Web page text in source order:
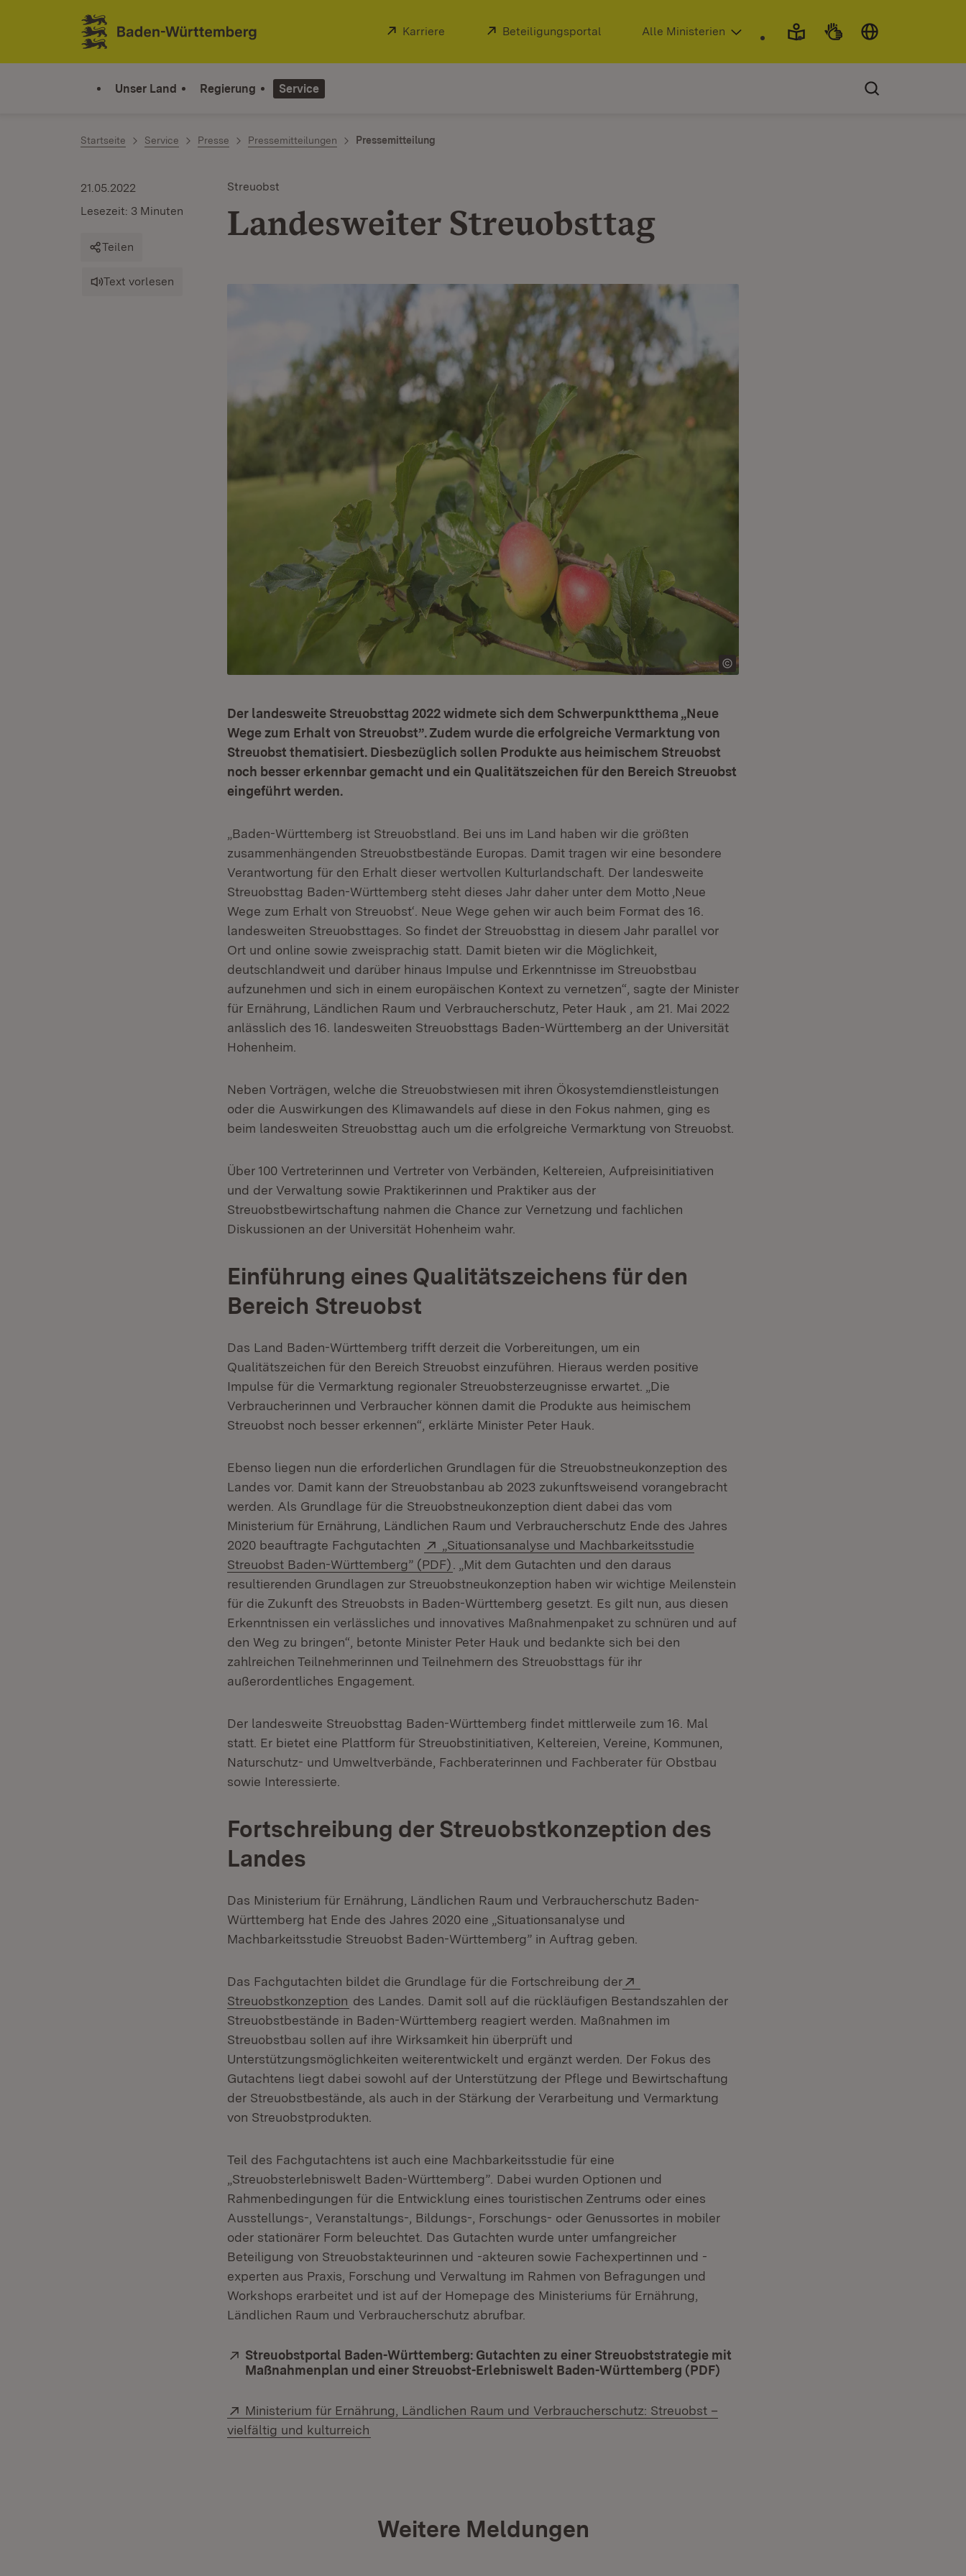
Zum Inhalt springen
Link zur Startseite
Extern:
Karriere (Öffnet in neuem Fenster)
Extern:
Beteiligungsportal (Öffnet in neuem Fenster)
Alle Ministerien
Unser Land Regierung Service
Startseite Service Presse Pressemitteilungen Pressemitteilung
Streuobst
Landesweiter Streuobsttag
21.05.2022
Lesezeit: 3 Minuten
Teilen
Text vorlesen
Der landesweite Streuobsttag 2022 widmete sich dem Schwerpunktthema „Neue
Wege zum Erhalt von Streuobst”. Zudem wurde die erfolgreiche Vermarktung von
Streuobst thematisiert. Diesbezüglich sollen Produkte aus heimischem Streuobst
noch besser erkennbar gemacht und ein Qualitätszeichen für den Bereich Streuobst
eingeführt werden.
„Baden-Württemberg ist Streuobstland. Bei uns im Land haben wir die größten
zusammenhängenden Streuobstbestände Europas. Damit tragen wir eine besondere
Verantwortung für den Erhalt dieser wertvollen Kulturlandschaft. Der landesweite
Streuobsttag Baden-Württemberg steht dieses Jahr daher unter dem Motto ‚Neue
Wege zum Erhalt von Streuobst‘. Neue Wege gehen wir auch beim Format des 16.
landesweiten Streuobsttages. So findet der Streuobsttag in diesem Jahr parallel vor
Ort und online sowie zweisprachig statt. Damit bieten wir die Möglichkeit,
deutschlandweit und darüber hinaus Impulse und Erkenntnisse im Streuobstbau
aufzunehmen und sich in einem europäischen Kontext zu vernetzen“, sagte der Minister
für Ernährung, Ländlichen Raum und Verbraucherschutz, Peter Hauk , am 21. Mai 2022
anlässlich des 16. landesweiten Streuobsttags Baden-Württemberg an der Universität
Hohenheim.
Neben Vorträgen, welche die Streuobstwiesen mit ihren Ökosystemdienstleistungen
oder die Auswirkungen des Klimawandels auf diese in den Fokus nahmen, ging es
beim landesweiten Streuobsttag auch um die erfolgreiche Vermarktung von Streuobst.
Über 100 Vertreterinnen und Vertreter von Verbänden, Keltereien, Aufpreisinitiativen
und der Verwaltung sowie Praktikerinnen und Praktiker aus der
Streuobstbewirtschaftung nahmen die Chance zur Vernetzung und fachlichen
Diskussionen an der Universität Hohenheim wahr.
Einführung eines Qualitätszeichens für den
Bereich Streuobst
Das Land Baden-Württemberg trifft derzeit die Vorbereitungen, um ein
Qualitätszeichen für den Bereich Streuobst einzuführen. Hieraus werden positive
Impulse für die Vermarktung regionaler Streuobsterzeugnisse erwartet. „Die
Verbraucherinnen und Verbraucher können damit die Produkte aus heimischem
Streuobst noch besser erkennen“, erklärte Minister Peter Hauk.
Ebenso liegen nun die erforderlichen Grundlagen für die Streuobstneukonzeption des
Landes vor. Damit kann der Streuobstanbau ab 2023 zukunftsweisend vorangebracht
werden. Als Grundlage für die Streuobstneukonzeption dient dabei das vom
Ministerium für Ernährung, Ländlichen Raum und Verbraucherschutz Ende des Jahres
2020 beauftragte Fachgutachten
Extern:
„Situationsanalyse und Machbarkeitsstudie
Streuobst Baden-Württemberg” (PDF) (Öffnet in neuem Fenster)
. „Mit dem Gutachten und den daraus
resultierenden Grundlagen zur Streuobstneukonzeption haben wir wichtige Meilenstein
für die Zukunft des Streuobsts in Baden-Württemberg gesetzt. Es gilt nun, aus diesen
Erkenntnissen ein verlässliches und innovatives Maßnahmenpaket zu schnüren und auf
den Weg zu bringen“, betonte Minister Peter Hauk und bedankte sich bei den
zahlreichen Teilnehmerinnen und Teilnehmern des Streuobsttags für ihr
außerordentliches Engagement.
Der landesweite Streuobsttag Baden-Württemberg findet mittlerweile zum 16. Mal
statt. Er bietet eine Plattform für Streuobstinitiativen, Keltereien, Vereine, Kommunen,
Naturschutz- und Umweltverbände, Fachberaterinnen und Fachberater für Obstbau
sowie Interessierte.
Fortschreibung der Streuobstkonzeption des
Landes
Das Ministerium für Ernährung, Ländlichen Raum und Verbraucherschutz Baden-
Württemberg hat Ende des Jahres 2020 eine „Situationsanalyse und
Machbarkeitsstudie Streuobst Baden-Württemberg” in Auftrag geben.
Das Fachgutachten bildet die Grundlage für die Fortschreibung der
Streuobstkonzeption (Öffnet in neuem Fenster)
des Landes. Damit soll auf die rückläufigen Bestandszahlen der
Streuobstbestände in Baden-Württemberg reagiert werden. Maßnahmen im
Streuobstbau sollen auf ihre Wirksamkeit hin überprüft und
Unterstützungsmöglichkeiten weiterentwickelt und ergänzt werden. Der Fokus des
Gutachtens liegt dabei sowohl auf der Unterstützung der Pflege und Bewirtschaftung
der Streuobstbestände, als auch in der Stärkung der Verarbeitung und Vermarktung
von Streuobstprodukten.
Teil des Fachgutachtens ist auch eine Machbarkeitsstudie für eine
„Streuobsterlebniswelt Baden-Württemberg”. Dabei wurden Optionen und
Rahmenbedingungen für die Entwicklung eines touristischen Zentrums oder eines
Ausstellungs-, Veranstaltungs-, Bildungs-, Forschungs- oder Genussortes in mobiler
oder stationärer Form beleuchtet. Das Gutachten wurde unter umfangreicher
Beteiligung von Streuobstakteurinnen und -akteuren sowie Fachexpertinnen und -
experten aus Praxis, Forschung und Verwaltung im Rahmen von Befragungen und
Workshops erarbeitet und ist auf der Homepage des Ministeriums für Ernährung,
Ländlichen Raum und Verbraucherschutz abrufbar.
Extern:
Streuobstportal Baden-Württemberg: Gutachten zu einer Streuobststrategie mit
Maßnahmenplan und einer Streuobst-Erlebniswelt Baden-Württemberg (PDF)
Extern:
Ministerium für Ernährung, Ländlichen Raum und Verbraucherschutz: Streuobst –
vielfältig und kulturreich
Weitere Meldungen